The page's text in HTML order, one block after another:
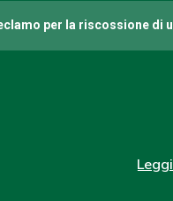
per la riscossione di